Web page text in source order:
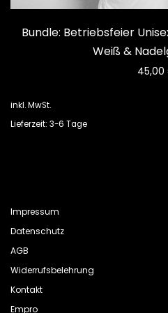
Bundle: Betriebsfeier
Weiß &
45,00
inkl. MwSt.
Lieferzeit: 3-6 Tage
Impressum
Datenschutz
AGB
Widerrufsbelehrung
Kontakt
Empro